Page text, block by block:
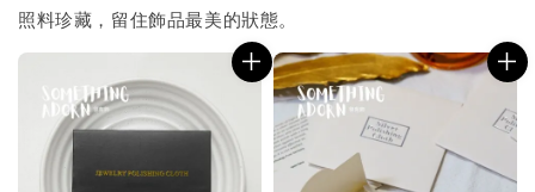
照料珍藏，留住飾品最美的狀態。